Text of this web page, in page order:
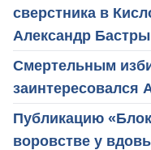
сверстника в
Александр
Смертельным
заинтересовался
Публикацию
воровстве у